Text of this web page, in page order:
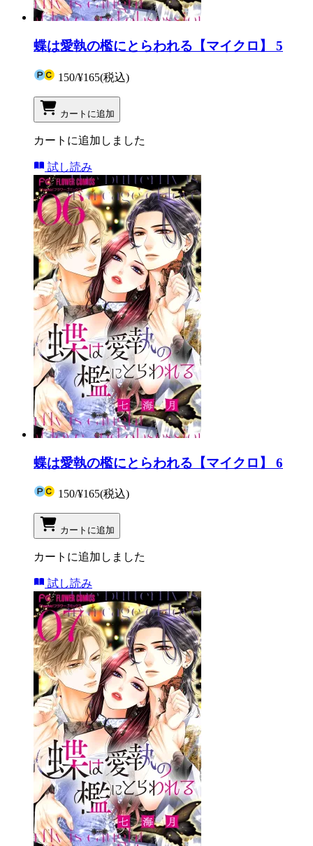
蝶は愛執の檻にとらわれる【マイクロ】 5
150/¥165(税込)
カートに追加
カートに追加しました
試し読み
蝶は愛執の檻にとらわれる【マイクロ】 6
150/¥165(税込)
カートに追加
カートに追加しました
試し読み